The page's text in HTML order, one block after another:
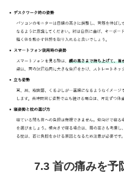
7.3 首の痛みを予